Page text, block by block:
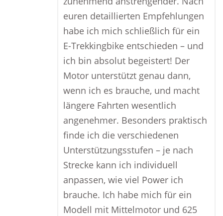
euren detaillierten Empfehlungen
habe ich mich schließlich für ein
E-Trekkingbike entschieden – und
ich bin absolut begeistert! Der
Motor unterstützt genau dann,
wenn ich es brauche, und macht
längere Fahrten wesentlich
angenehmer. Besonders praktisch
finde ich die verschiedenen
Unterstützungsstufen – je nach
Strecke kann ich individuell
anpassen, wie viel Power ich
brauche. Ich habe mich für ein
Modell mit Mittelmotor und 625